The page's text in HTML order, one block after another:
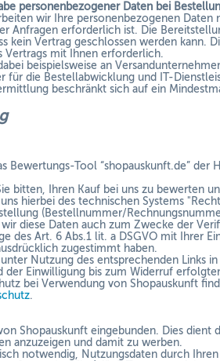
personenbezogener Daten bei
wir Ihre personenbezogenen
Anfragen erforderlich ist. Die
kein Vertrag geschlossen werden kann.
Vertrags mit Ihnen erforderlich.
beispielsweise an
für die Bestellabwicklung und IT-
beschränkt sich auf ein
Bewertungs-Tool “shopauskunft.de” der
bitten, Ihren Kauf bei uns zu bewerten
hierbei des technischen Systems
(Bestellnummer/
diese Daten auch zum Zwecke der
des Art. 6 Abs.1 lit. a DSGVO mit Ihrer
zugestimmt haben.
Nutzung des entsprechenden Links
der Einwilligung bis zum Widerruf
bei Verwendung von Shopauskunft
.
Shopauskunft eingebunden. Dies dient
anzuzeigen und damit zu werben.
notwendig, Nutzungsdaten durch